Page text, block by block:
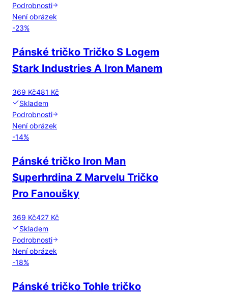
Podrobnosti
Není obrázek
-23%
Pánské tričko Tričko S Logem
Stark Industries A Iron Manem
369 Kč481 Kč
Skladem
Podrobnosti
Není obrázek
-14%
Pánské tričko Iron Man
Superhrdina Z Marvelu Tričko
Pro Fanoušky
369 Kč427 Kč
Skladem
Podrobnosti
Není obrázek
-18%
Pánské tričko Tohle tričko